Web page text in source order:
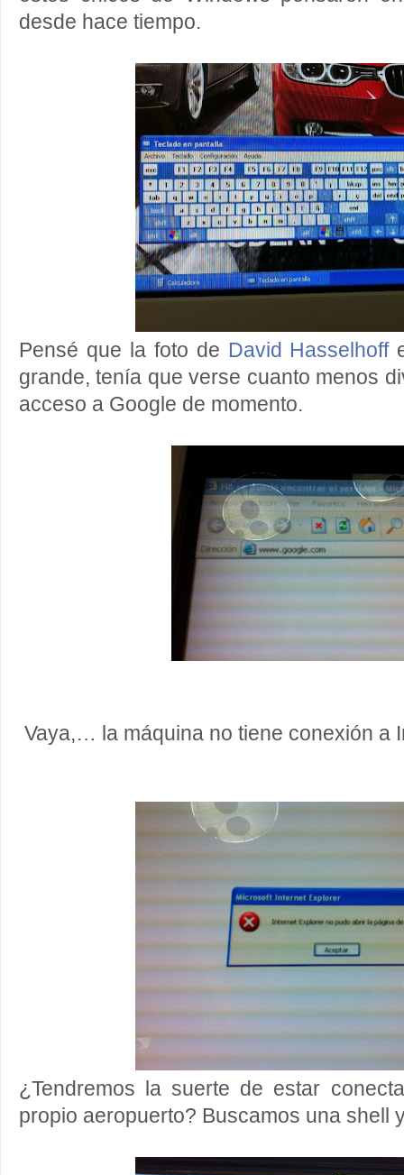
desde hace tiempo.
Pensé que la foto de David Hasselhoff
grande, tenía que verse cuanto menos
acceso a Google de momento.
Vaya,… la máquina no tiene conexión a
¿Tendremos la suerte de estar
propio aeropuerto? Buscamos una shell